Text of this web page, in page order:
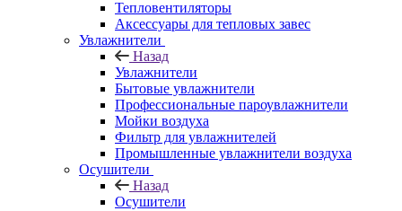
Тепловентиляторы
Аксессуары для тепловых завес
Увлажнители
Назад
Увлажнители
Бытовые увлажнители
Профессиональные пароувлажнители
Мойки воздуха
Фильтр для увлажнителей
Промышленные увлажнители воздуха
Осушители
Назад
Осушители